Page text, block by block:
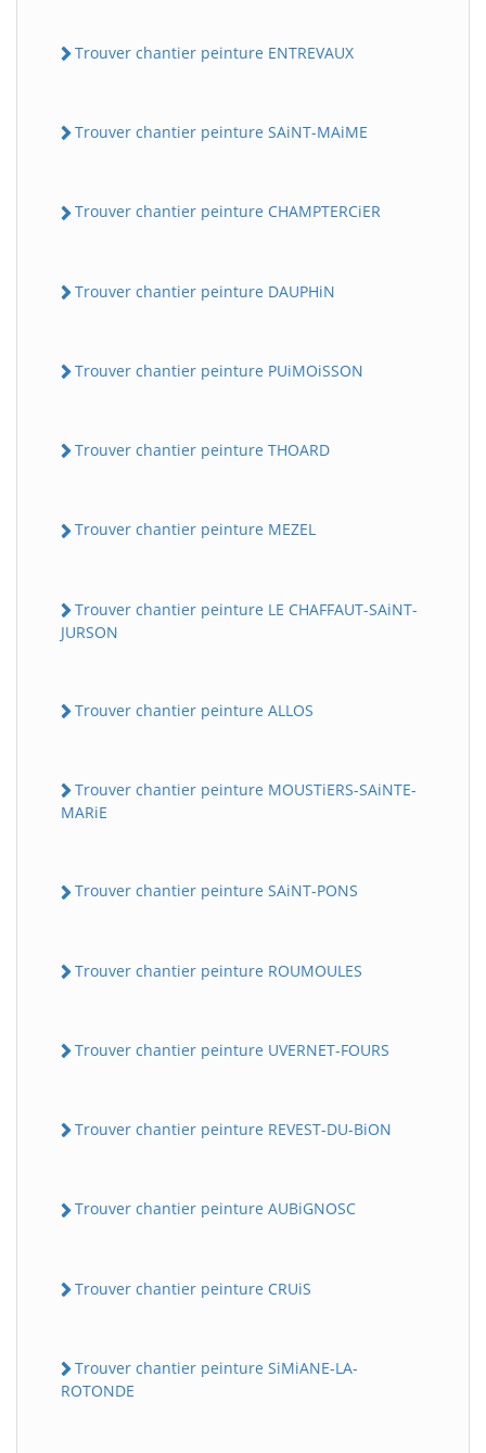
Trouver chantier peinture ENTREVAUX
Trouver chantier peinture SAiNT-MAiME
Trouver chantier peinture CHAMPTERCiER
Trouver chantier peinture DAUPHiN
Trouver chantier peinture PUiMOiSSON
Trouver chantier peinture THOARD
Trouver chantier peinture MEZEL
Trouver chantier peinture LE CHAFFAUT-SAiNT-
JURSON
Trouver chantier peinture ALLOS
Trouver chantier peinture MOUSTiERS-SAiNTE-
MARiE
Trouver chantier peinture SAiNT-PONS
Trouver chantier peinture ROUMOULES
Trouver chantier peinture UVERNET-FOURS
Trouver chantier peinture REVEST-DU-BiON
Trouver chantier peinture AUBiGNOSC
Trouver chantier peinture CRUiS
Trouver chantier peinture SiMiANE-LA-
ROTONDE